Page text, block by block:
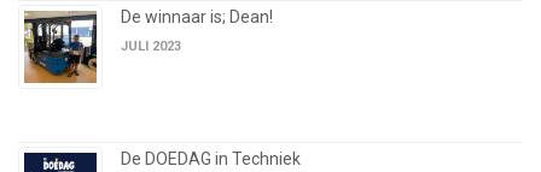
De winnaar is; Dean!
JULI 2023
De DOEDAG in Techniek